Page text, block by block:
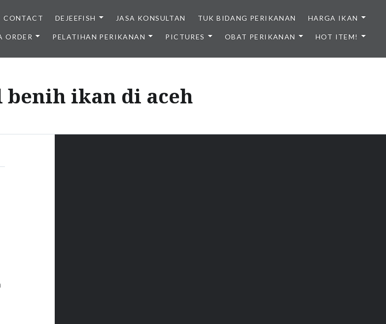
BERKUALITAS INDONESIA
CONTACT DEJEEFISH JASA KONSULTAN TUK BIDANG PERIKANAN HARGA IKAN
ORDER PELATIHAN PERIKANAN PICTURES OBAT PERIKANAN HOT ITEM!
benih ikan di aceh